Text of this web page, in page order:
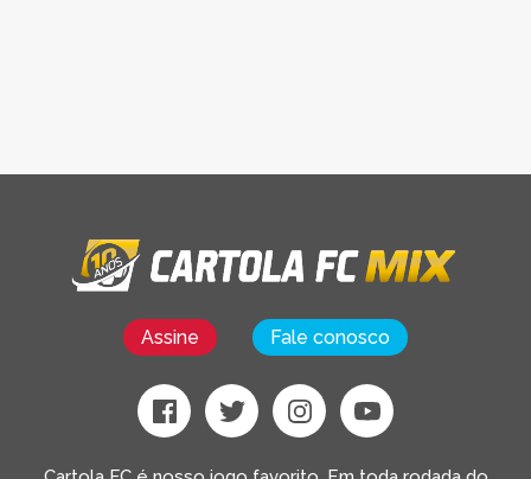
Assine Fale conosco